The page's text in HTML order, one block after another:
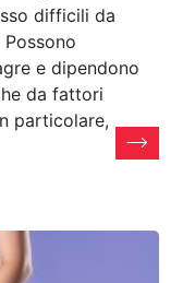
difficili da
e dipendono
da fattori
particolare,